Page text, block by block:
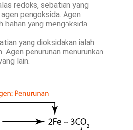
redoks, sebatian yang
pengoksida. Agen
bahan yang mengoksida
yang dioksidakan ialah
Agen penurunan menurunkan
lain.